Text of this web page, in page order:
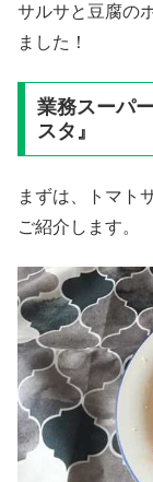
サルサと豆腐の
ました！
業務スーパ
スタ』
まずは、トマト
ご紹介します。